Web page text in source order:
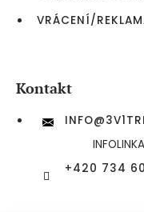
VRÁCENÍ/
Kontakt
INFO@
+420 734